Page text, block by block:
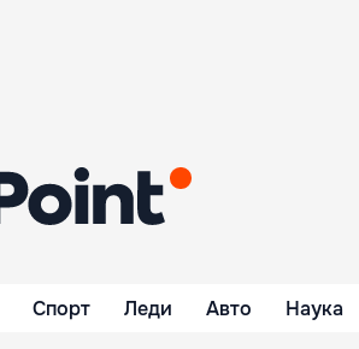
Спорт Леди Авто Наука